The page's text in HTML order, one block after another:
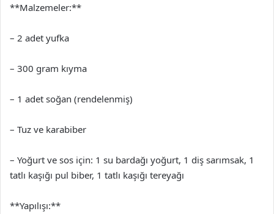
**Malzemeler:**
– 2 adet yufka
– 300 gram kıyma
– 1 adet soğan (rendelenmiş)
– Tuz ve karabiber
– Yoğurt ve sos için: 1 su bardağı yoğurt, 1 diş sarımsak, 1
tatlı kaşığı pul biber, 1 tatlı kaşığı tereyağı
**Yapılışı:**